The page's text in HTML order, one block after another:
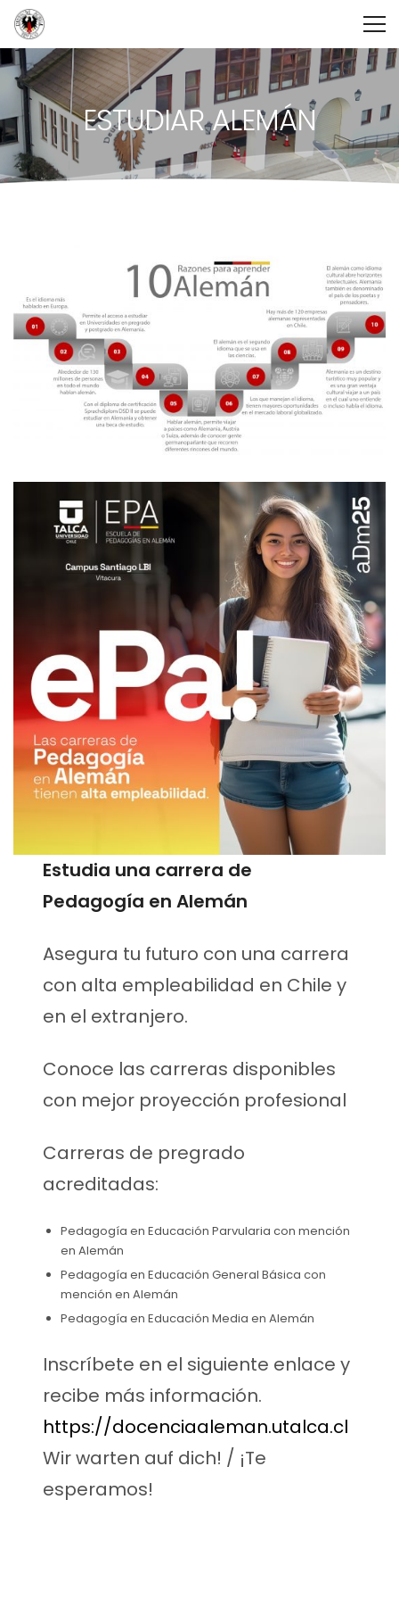
ESTUDIAR ALEMÁN
Estudia una carrera de
Pedagogía en Alemán
Asegura tu futuro con una carrera
con alta empleabilidad en Chile y
en el extranjero.
Conoce las carreras disponibles
con mejor proyección profesional
Carreras de pregrado
acreditadas:
Pedagogía en Educación Parvularia con mención
en Alemán
Pedagogía en Educación General Básica con
mención en Alemán
Pedagogía en Educación Media en Alemán
Inscríbete en el siguiente enlace y
recibe más información.
https://docenciaaleman.utalca.cl
Wir warten auf dich! / ¡Te
esperamos!